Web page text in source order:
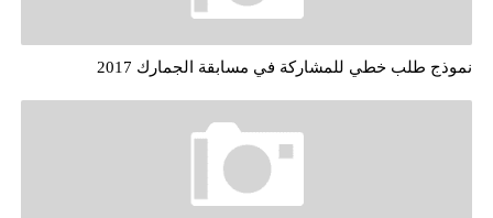
نموذج طلب خطي للمشاركة في مسابقة الجمارك 2017